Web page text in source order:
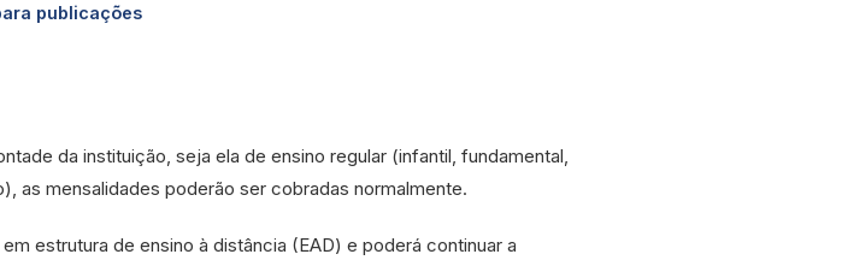
publicações
da instituição, seja ela de ensino regular (infantil, fundamental,
as mensalidades poderão ser cobradas normalmente.
estrutura de ensino à distância (EAD) e poderá continuar a